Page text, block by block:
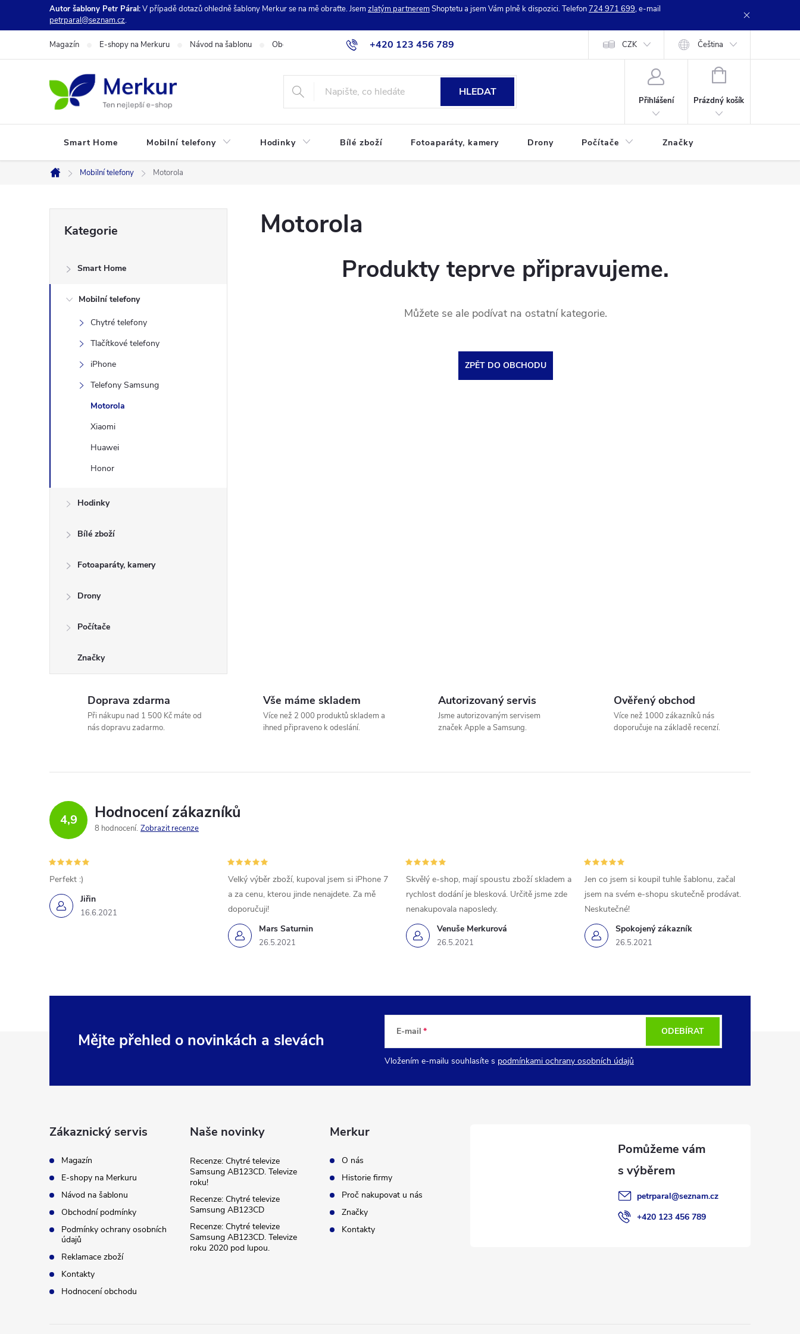
Autor šablony Petr Páral:V případě dotazů ohledně šablony Merkur se na mě obraťte. Jsemzlatým partneremShoptetu a jsem Vám plně k dispozici. Telefon724 971 699, e-mail
petrparal@seznam.cz.
+420 123 456 789
Magazín E-shopy na Merkuru Návod na šablonu Obchodní podmínky Podmínky ochrany osobních údajů Kontakty Hodnocení obchodu
CZK Čeština
HLEDAT
Přihlášení
NÁKUPNÍ
Prázdný košík
Smart Home Mobilní telefony Hodinky Bílé zboží Fotoaparáty, kamery Drony Počítače Značky
Domů
Mobilní telefony Motorola
s
p
kategorie
Kategorie
Smart Home
Mobilní telefony
Chytré telefony
Tlačítkové telefony
iPhone
Telefony Samsung
Motorola
Xiaomi
Huawei
Honor
Hodinky
Bílé zboží
Fotoaparáty, kamery
Drony
Počítače
Značky
Motorola
Produkty teprve připravujeme.
Můžete se ale podívat na ostatní kategorie.
ZPĚT DO OBCHODU
Doprava zdarma
Při nákupu nad 1 500 Kč máte od
nás dopravu zadarmo.
Vše máme skladem
Více než 2 000 produktů skladem a
ihned připraveno k odeslání.
Autorizovaný servis
Jsme autorizovaným servisem
značek Apple a Samsung.
Ověřený obchod
Více než 1000 zákazníků nás
doporučuje na základě recenzí.
4,9 Hodnocení zákazníků
8 hodnocení Zobrazit recenze
Jiřin
16.6.2021
Perfekt :)
Mars Saturnin
26.5.2021
Velký výběr zboží, kupoval jsem si iPhone 7
a za cenu, kterou jinde nenajdete. Za mě
doporučuji!
Venuše Merkurová
26.5.2021
Skvělý e-shop, mají spoustu zboží skladem a
rychlost dodání je blesková. Určitě jsme zde
nenakupovala naposledy.
Spokojený zákazník
26.5.2021
Jen co jsem si koupil tuhle šablonu, začal
jsem na svém e-shopu skutečně prodávat.
Neskutečné!
Mějte přehled o novinkách a slevách E-mail
Vložením e-mailu souhlasíte s podmínkami ochrany osobních údajů
ODEBÍRAT
Zákaznický servis
Magazín
E-shopy na Merkuru
Návod na šablonu
Obchodní podmínky
Podmínky ochrany osobních
údajů
Reklamace zboží
Kontakty
Hodnocení obchodu
Naše novinky
Recenze: Chytré televize
Samsung AB123CD. Televize
roku!
Recenze: Chytré televize
Samsung AB123CD
Recenze: Chytré televize
Samsung AB123CD. Televize
roku 2020 pod lupou.
Merkur
O nás
Historie firmy
Proč nakupovat u nás
Značky
Kontakty
petrparal@seznam.cz
+420 123 456 789